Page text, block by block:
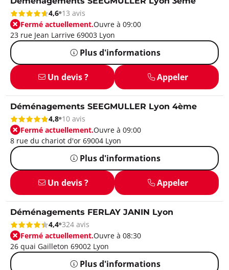
4,6 13 avis
Fermé actuellement.Ouvre à 09:00
23 rue Jean Larrive 69003 Lyon
Plus d'informations
Un devis ? Appeler
Déménagements SEEGMULLER Lyon 4ème
4,8 10 avis
Fermé actuellement.Ouvre à 09:00
8 rue du chariot d'or 69004 Lyon
Plus d'informations
Un devis ? Appeler
Déménagements FERLAY JANIN Lyon
4,4 324 avis
Fermé actuellement.Ouvre à 08:30
26 quai Gailleton 69002 Lyon
Plus d'informations